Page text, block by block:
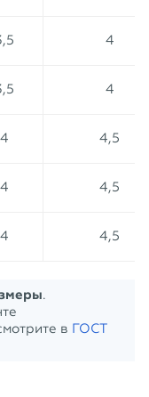
4
4
4 4,5
4 4,5
4 4,5
.
в ГОСТ